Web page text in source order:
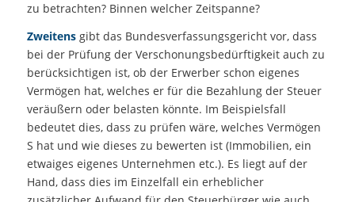
zu betrachten? Binnen welcher Zeitspanne?
Zweitensgibt das Bundesverfassungsgericht vor, dass
bei der Prüfung der Verschonungsbedürftigkeit auch zu
berücksichtigen ist, ob der Erwerber schon eigenes
Vermögen hat, welches er für die Bezahlung der Steuer
veräußern oder belasten könnte. Im Beispielsfall
bedeutet dies, dass zu prüfen wäre, welches Vermögen
S hat und wie dieses zu bewerten ist (Immobilien, ein
etwaiges eigenes Unternehmen etc.). Es liegt auf der
Hand, dass dies im Einzelfall ein erheblicher